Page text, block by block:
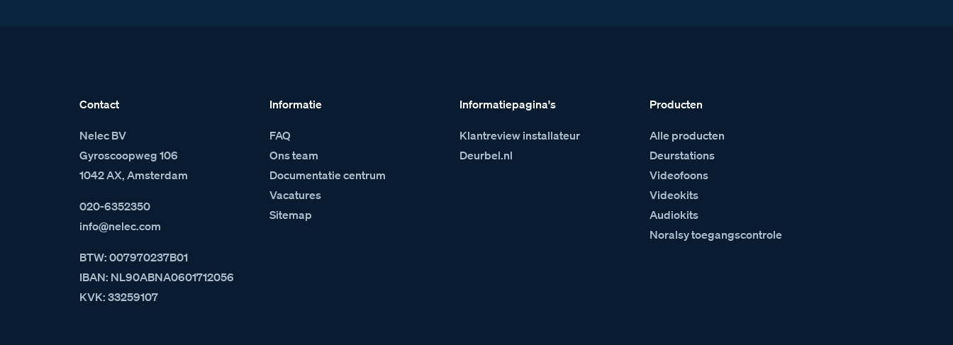
Contact
Nelec BV
Gyroscoopweg 106
1042 AX, Amsterdam
020-6352350
info@nelec.com
BTW: 007970237B01
IBAN: NL90ABNA0601712056
KVK: 33259107
Informatie
FAQ
Ons team
Documentatie centrum
Vacatures
Sitemap
Informatiepagina's
Klantreview installateur
Deurbel.nl
Producten
Alle producten
Deurstations
Videofoons
Videokits
Audiokits
Noralsy toegangscontrole